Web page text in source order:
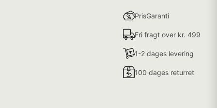
PrisGaranti
Fri fragt over kr. 499
1-2 dages levering
100 dages returret